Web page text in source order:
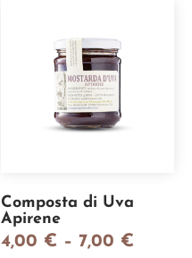
Composta di Uva
Apirene
4,00 € – 7,00 €